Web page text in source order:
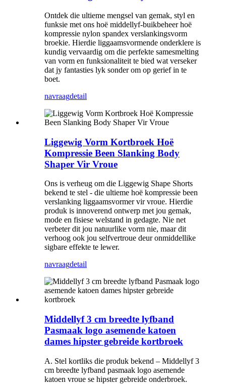
Ontdek die ultieme mengsel van gemak, styl en
funksie met ons hoë middellyf-buikbeheer hoë
kompressie nylon spandex verslankingsvorm
broekie. Hierdie liggaamsvormende onderklere is
kundig vervaardig om die perfekte samesmelting
van vorm en funksionaliteit te bied wat verseker
dat jy fantasties lyk sonder om op gerief in te
boet.
navraagdetail
Liggewig Vorm Kortbroek Hoë
Kompressie Been Slanking Body
Shaper Vir Vroue
Ons is verheug om die Liggewig Shape Shorts
bekend te stel - die ultieme hoë kompressie been
verslanking liggaamsvormer vir vroue. Hierdie
produk is innoverend ontwerp met jou gemak,
mode en fisiese welstand in gedagte. Nie net
verbeter dit jou natuurlike vorm nie, maar dit
verhoog ook jou selfvertroue deur onmiddellike
sigbare effekte te lewer.
navraagdetail
Middellyf 3 cm breedte lyfband
Pasmaak logo asemende katoen
dames hipster gebreide kortbroek
A. Stel kortliks die produk bekend – Middellyf 3
cm breedte lyfband pasmaak logo asemende
katoen vroue se hipster gebreide onderbroek.